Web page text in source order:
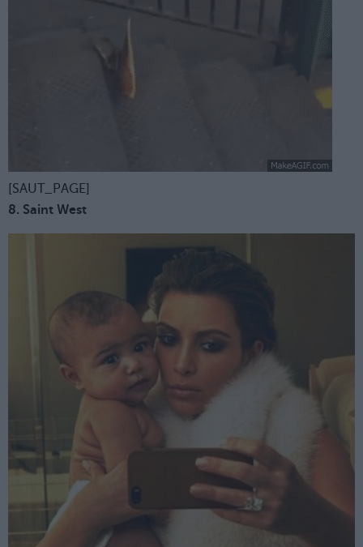
[SAUT_PAGE]
8. Saint West